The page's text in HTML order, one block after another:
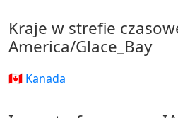
Kraje w strefie
America/Glace_Bay
🇨🇦 Kanada